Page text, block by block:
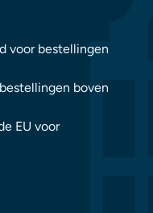
voor bestellingen
boven
EU voor